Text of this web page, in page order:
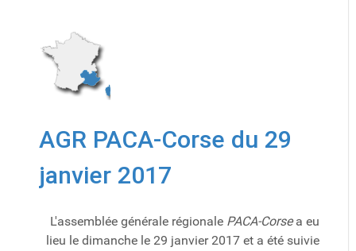
AGR PACA-Corse du 29
janvier 2017
L'assemblée générale régionale PACA-Corsea eu
lieu le dimanche le 29 janvier 2017 et a été suivie